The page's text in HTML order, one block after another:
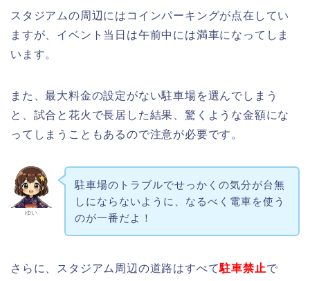
スタジアムの周辺にはコインパーキングが点在してい
ますが、イベント当日は午前中には満車になってしま
います。
また、最大料金の設定がない駐車場を選んでしまう
と、試合と花火で長居した結果、驚くような金額にな
ってしまうこともあるので注意が必要です。
ゆい
駐車場のトラブルでせっかくの気分が台無
しにならないように、なるべく電車を使う
のが一番だよ！
さらに、スタジアム周辺の道路はすべて駐車禁止で